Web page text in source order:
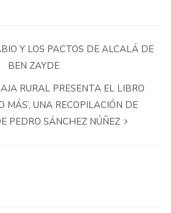
Y LOS PACTOS DE ALCALÁ DE
BEN ZAYDE
RURAL PRESENTA EL LIBRO
MÁS’, UNA RECOPILACIÓN DE
PEDRO SÁNCHEZ NÚÑEZ